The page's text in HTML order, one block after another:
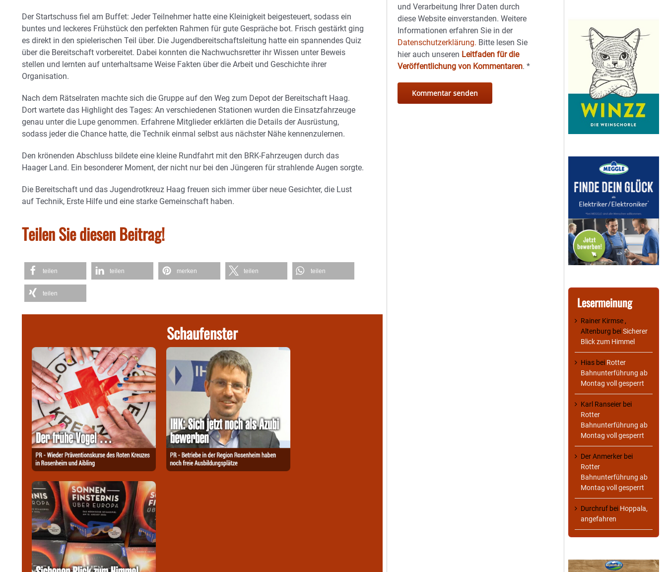
​Der Startschuss fiel am Buffet: Jeder Teilnehmer hatte eine Kleinigkeit beigesteuert, sodass ein
buntes und leckeres Frühstück den perfekten Rahmen für gute Gespräche bot. Frisch gestärkt ging
es direkt in den spielerischen Teil über. Die Jugendbereitschaftsleitung hatte ein spannendes Quiz
über die Bereitschaft vorbereitet. Dabei konnten die Nachwuchsretter ihr Wissen unter Beweis
stellen und lernten auf unterhaltsame Weise Fakten über die Arbeit und Geschichte ihrer
Organisation.
​Nach dem Rätselraten machte sich die Gruppe auf den Weg zum Depot der Bereitschaft Haag.
Dort wartete das Highlight des Tages: An verschiedenen Stationen wurden die Einsatzfahrzeuge
genau unter die Lupe genommen. Erfahrene Mitglieder erklärten die Details der Ausrüstung,
sodass jeder die Chance hatte, die Technik einmal selbst aus nächster Nähe kennenzulernen.
​Den krönenden Abschluss bildete eine kleine Rundfahrt mit den BRK-Fahrzeugen durch das
Haager Land. Ein besonderer Moment, der nicht nur bei den Jüngeren für strahlende Augen sorgte.
Die Bereitschaft und das Jugendrotkreuz Haag freuen sich immer über neue Gesichter, die Lust
auf Technik, Erste Hilfe und eine starke Gemeinschaft haben.
Teilen Sie diesen Beitrag!
teilen teilen merken teilen teilen
teilen
Schaufenster
und Verarbeitung Ihrer Daten durch
diese Website einverstanden. Weitere
Informationen erfahren Sie in der
Datenschutzerklärung. Bitte lesen Sie
hier auch unseren Leitfaden für die
Veröffentlichung von Kommentaren.*
Lesermeinung
Rainer Kirmse ,
Altenburg beiSicherer
Blick zum Himmel
Hias bei Rotter
Bahnunterführung ab
Montag voll gesperrt
Karl Ranseier bei
Rotter
Bahnunterführung ab
Montag voll gesperrt
Der Anmerker bei
Rotter
Bahnunterführung ab
Montag voll gesperrt
Durchruf bei Hoppala,
angefahren